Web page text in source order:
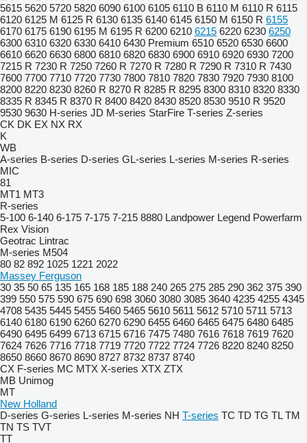
5615 5620 5720 5820 6090 6100 6105 6110 B 6110 M 6110 R 6115
6120 6125 M 6125 R 6130 6135 6140 6145 6150 M 6150 R 6155
6170 6175 6190 6195 M 6195 R 6200 6210 6215 6220 6230 6250
6300 6310 6320 6330 6410 6430 Premium 6510 6520 6530 6600
6610 6620 6630 6800 6810 6820 6830 6900 6910 6920 6930 7200
7215 R 7230 R 7250 7260 R 7270 R 7280 R 7290 R 7310 R 7430
7600 7700 7710 7720 7730 7800 7810 7820 7830 7920 7930 8100
8200 8220 8230 8260 R 8270 R 8285 R 8295 8300 8310 8320 8330
8335 R 8345 R 8370 R 8400 8420 8430 8520 8530 9510 R 9520
9530 9630 H-series JD M-series StarFire T-series Z-series
CK DK EX NX RX
K
WB
A-series B-series D-series GL-series L-series M-series R-series
MIC
81
MT1 MT3
R-series
5-100 6-140 6-175 7-175 7-215 8880 Landpower Legend Powerfarm
Rex Vision
Geotrac Lintrac
M-series M504
80 82 892 1025 1221 2022
Massey Ferguson
30 35 50 65 135 165 168 185 188 240 265 275 285 290 362 375 390
399 550 575 590 675 690 698 3060 3080 3085 3640 4235 4255 4345
4708 5435 5445 5455 5460 5465 5610 5611 5612 5710 5711 5713
6140 6180 6190 6260 6270 6290 6455 6460 6465 6475 6480 6485
6490 6495 6499 6713 6715 6716 7475 7480 7616 7618 7619 7620
7624 7626 7716 7718 7719 7720 7722 7724 7726 8220 8240 8250
8650 8660 8670 8690 8727 8732 8737 8740
CX F-series MC MTX X-series XTX ZTX
MB Unimog
MT
New Holland
D-series G-series L-series M-series NH T-series TC TD TG TL TM
TN TS TVT
TT